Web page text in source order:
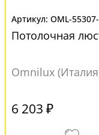
OML-
Потолочная
Omnilux
6 203 ₽